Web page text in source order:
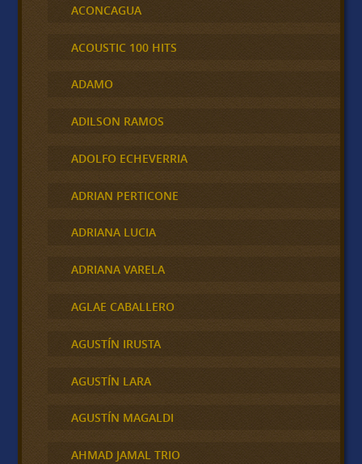
ACONCAGUA
ACOUSTIC 100 HITS
ADAMO
ADILSON RAMOS
ADOLFO ECHEVERRIA
ADRIAN PERTICONE
ADRIANA LUCIA
ADRIANA VARELA
AGLAE CABALLERO
AGUSTÍN IRUSTA
AGUSTÍN LARA
AGUSTÍN MAGALDI
AHMAD JAMAL TRIO